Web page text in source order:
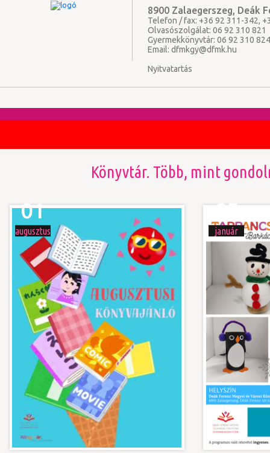
8900 Zalaegerszeg, Deák
Telefon / fax: +36 92 311-342,
Olvasószolgálat: 06 92 310 821
Gyermekkönyvtár: 06 92 310
Email:dfmkgy@dfmk.hu
Nyitvatartás
Könyvtár. Több, mint
01
augusztus
05
január